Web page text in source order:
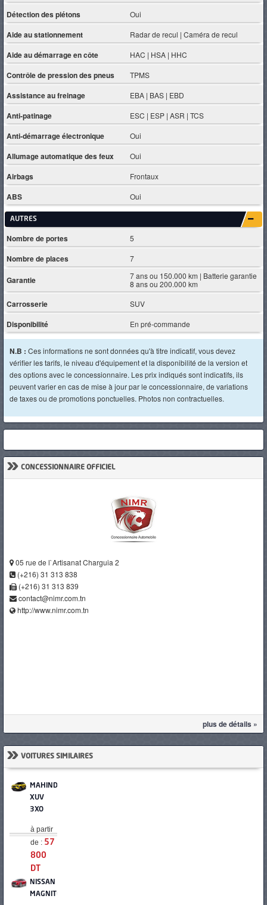
Détection des piétons Oui
Aide au stationnement Radar de recul | Caméra de recul
Aide au démarrage en côte HAC | HSA | HHC
Contrôle de pression des pneus TPMS
Assistance au freinage EBA | BAS | EBD
Anti-patinage ESC | ESP | ASR | TCS
Anti-démarrage électronique Oui
Allumage automatique des feux Oui
Airbags Frontaux
ABS Oui
AUTRES
Nombre de portes 5
Nombre de places 7
Garantie
7 ans ou 150.000 km | Batterie garantie
8 ans ou 200.000 km
Carrosserie SUV
Disponibilité En pré-commande
N.B : Ces informations ne sont données qu'à titre indicatif, vous devez
vérifier les tarifs, le niveau d'équipement et la disponibilité de la version et
des options avec le concessionnaire. Les prix indiqués sont indicatifs, ils
peuvent varier en cas de mise à jour par le concessionnaire, de variations
de taxes ou de promotions ponctuelles. Photos non contractuelles.
» CONCESSIONNAIRE OFFICIEL
05 rue de l`Artisanat Charguia 2
(+216) 31 313 838
(+216) 31 313 839
contact@nimr.com.tn
http://www.nimr.com.tn
plus de détails »
» VOITURES SIMILAIRES
MAHINDRA
XUV
3XO
à partir
de : 57
800
DT
NISSAN
MAGNITE